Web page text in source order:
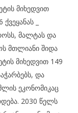
მიხედვით
_
მალტას და
მთლიანი შიდა
მიხედვით 149
და
ეკონომიკაც
2030 წელს